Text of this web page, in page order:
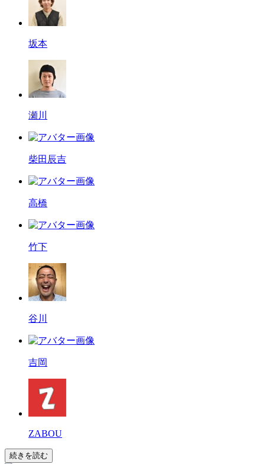
坂本
瀬川
柴田辰吉
高橋
竹下
谷川
吉岡
ZABOU
続きを読む